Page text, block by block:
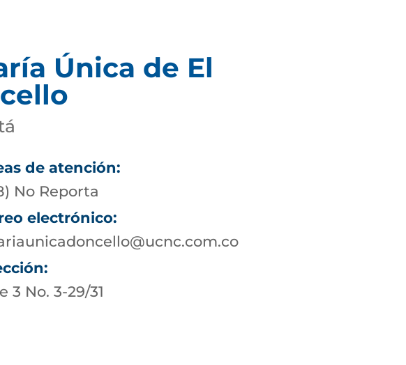
Única de El
de atención:
No Reporta
electrónico:
3 No. 3-29/31